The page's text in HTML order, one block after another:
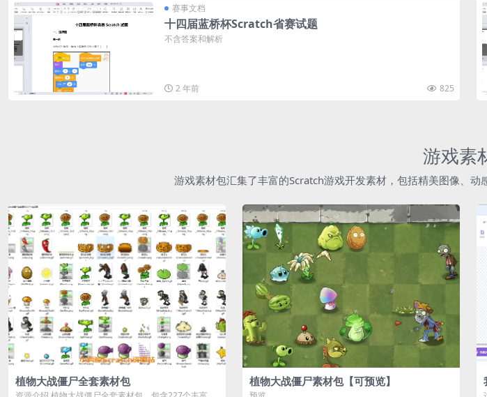
赛事文档
十四届蓝桥杯Scratch省赛试题
不含答案和解析
2 年前 825
游戏素
游戏素材包汇集了丰富的Scratch游戏开发素材，包括精美图像、动
植物大战僵尸全套素材包 植物大战僵尸素材包【可预览】